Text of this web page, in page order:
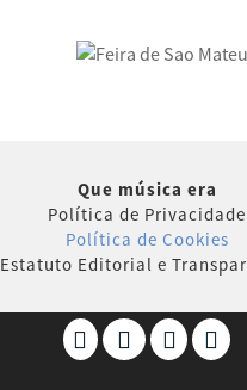
Que música era
Política de Privacidade
Política de Cookies
Estatuto Editorial e